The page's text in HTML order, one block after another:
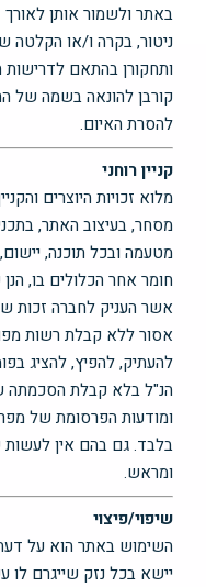
באתר ולשמור אותן
ניטור, בקרה ו/או הקלטה
ותחקורן בהתאם
קורבן להונאה בשמה של
להסרת האיום.
קניין רוחני
מלוא זכויות היוצרים
מסחר, בעיצוב האתר,
מטעמה ובכל תוכנה,
חומר אחר הכלולים בו,
אשר העניק לחברה זכות
אסור ללא קבלת רשות
להעתיק, להפיץ, להציג
הנ"ל בלא קבלת הסכמתה
ומודעות הפרסומת של
בלבד. גם בהם אין
ומראש.
שיפוי/פיצוי
השימוש באתר הוא על
יישא בכל נזק שייגרם